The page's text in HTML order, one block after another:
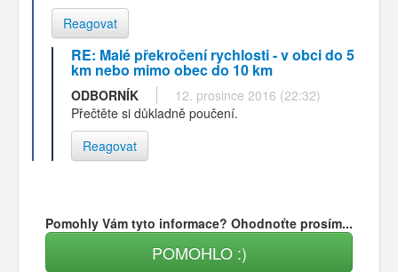
Reagovat
RE: Malé překročení rychlosti - v obci do 5
km nebo mimo obec do 10 km
ODBORNÍK
12. prosince 2016 (22:32)
Přečtěte si důkladně poučení.
Reagovat
Pomohly Vám tyto informace? Ohodnoťte prosím...
POMOHLO :)